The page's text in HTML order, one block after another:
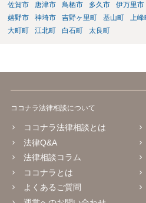
佐賀市
唐津市 鳥栖市 多久市 伊万里市
嬉野市
神埼市 吉野ヶ里町 基山町 上峰
大町町
江北町 白石町 太良町
ココナラ法律相談について
ココナラ法律相談とは
法律Q&A
法律相談コラム
ココナラとは
よくあるご質問